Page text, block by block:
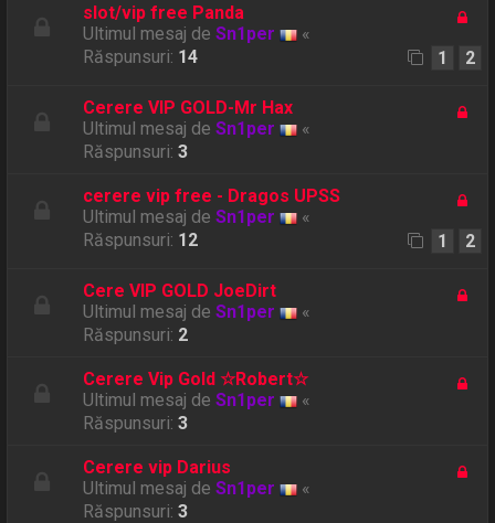
slot/vip free Panda
Ultimul mesaj deSn1per
«
Răspunsuri: 14 1 2
Cerere VIP GOLD-Mr Hax
Ultimul mesaj deSn1per
«
Răspunsuri:3
cerere vip free - Dragos UPSS
Ultimul mesaj deSn1per
«
Răspunsuri: 12 1 2
Cere VIP GOLD JoeDirt
Ultimul mesaj deSn1per
«
Răspunsuri: 2
Cerere Vip Gold ☆Robert☆
Ultimul mesaj deSn1per
«
Răspunsuri:3
Cerere vip Darius
Ultimul mesaj deSn1per
«
Răspunsuri:3